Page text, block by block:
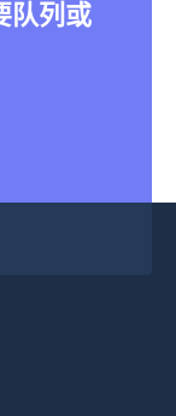
队列或